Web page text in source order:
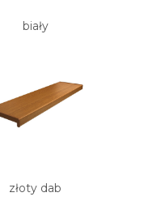
biały
złoty dab